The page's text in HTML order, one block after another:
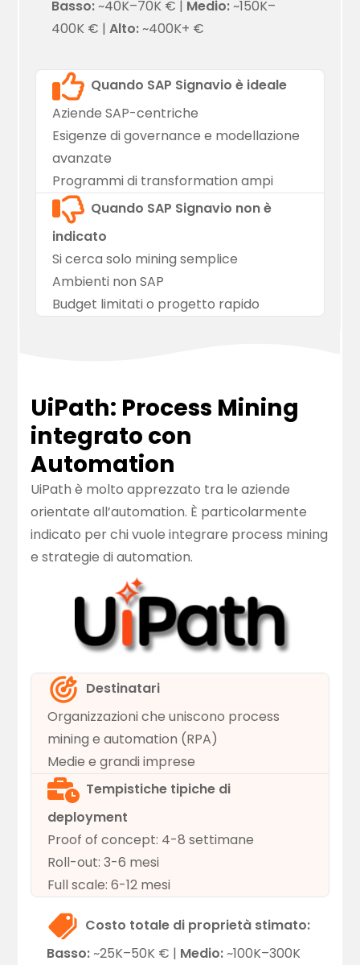
Basso:~40K–70K € | Medio:~150K–
400K € |Alto:~400K+ €
Quando SAP Signavio è ideale
Aziende SAP-centriche
Esigenze di governance e modellazione
avanzate
Programmi di transformation ampi
Quando SAP Signavio non è
indicato
Si cerca solo mining semplice
Ambienti non SAP
Budget limitati o progetto rapido
UiPath: Process Mining
integrato con
Automation
UiPath è molto apprezzato tra le aziende
orientate all’automation. È particolarmente
indicato per chi vuole integrare process mining
e strategie di automation.
Destinatari
Organizzazioni che uniscono process
mining e automation (RPA)
Medie e grandi imprese
Tempistiche tipiche di
deployment
Proof of concept: 4-8 settimane
Roll-out: 3-6 mesi
Full scale: 6-12 mesi
Costo totale di proprietà stimato:
Basso:~25K–50K € | Medio:~100K–300K